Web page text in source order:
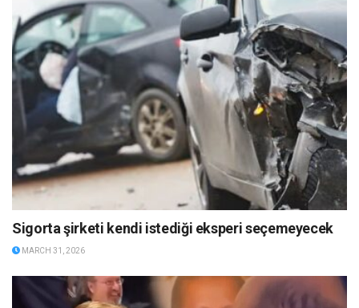
Sigorta şirketi kendi istediği eksperi seçemeyecek
MARCH 31, 2026